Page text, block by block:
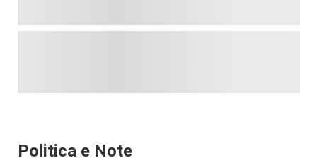
Politica e Note